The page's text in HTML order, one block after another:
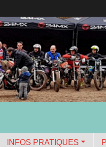
INFOS PRATIQUES